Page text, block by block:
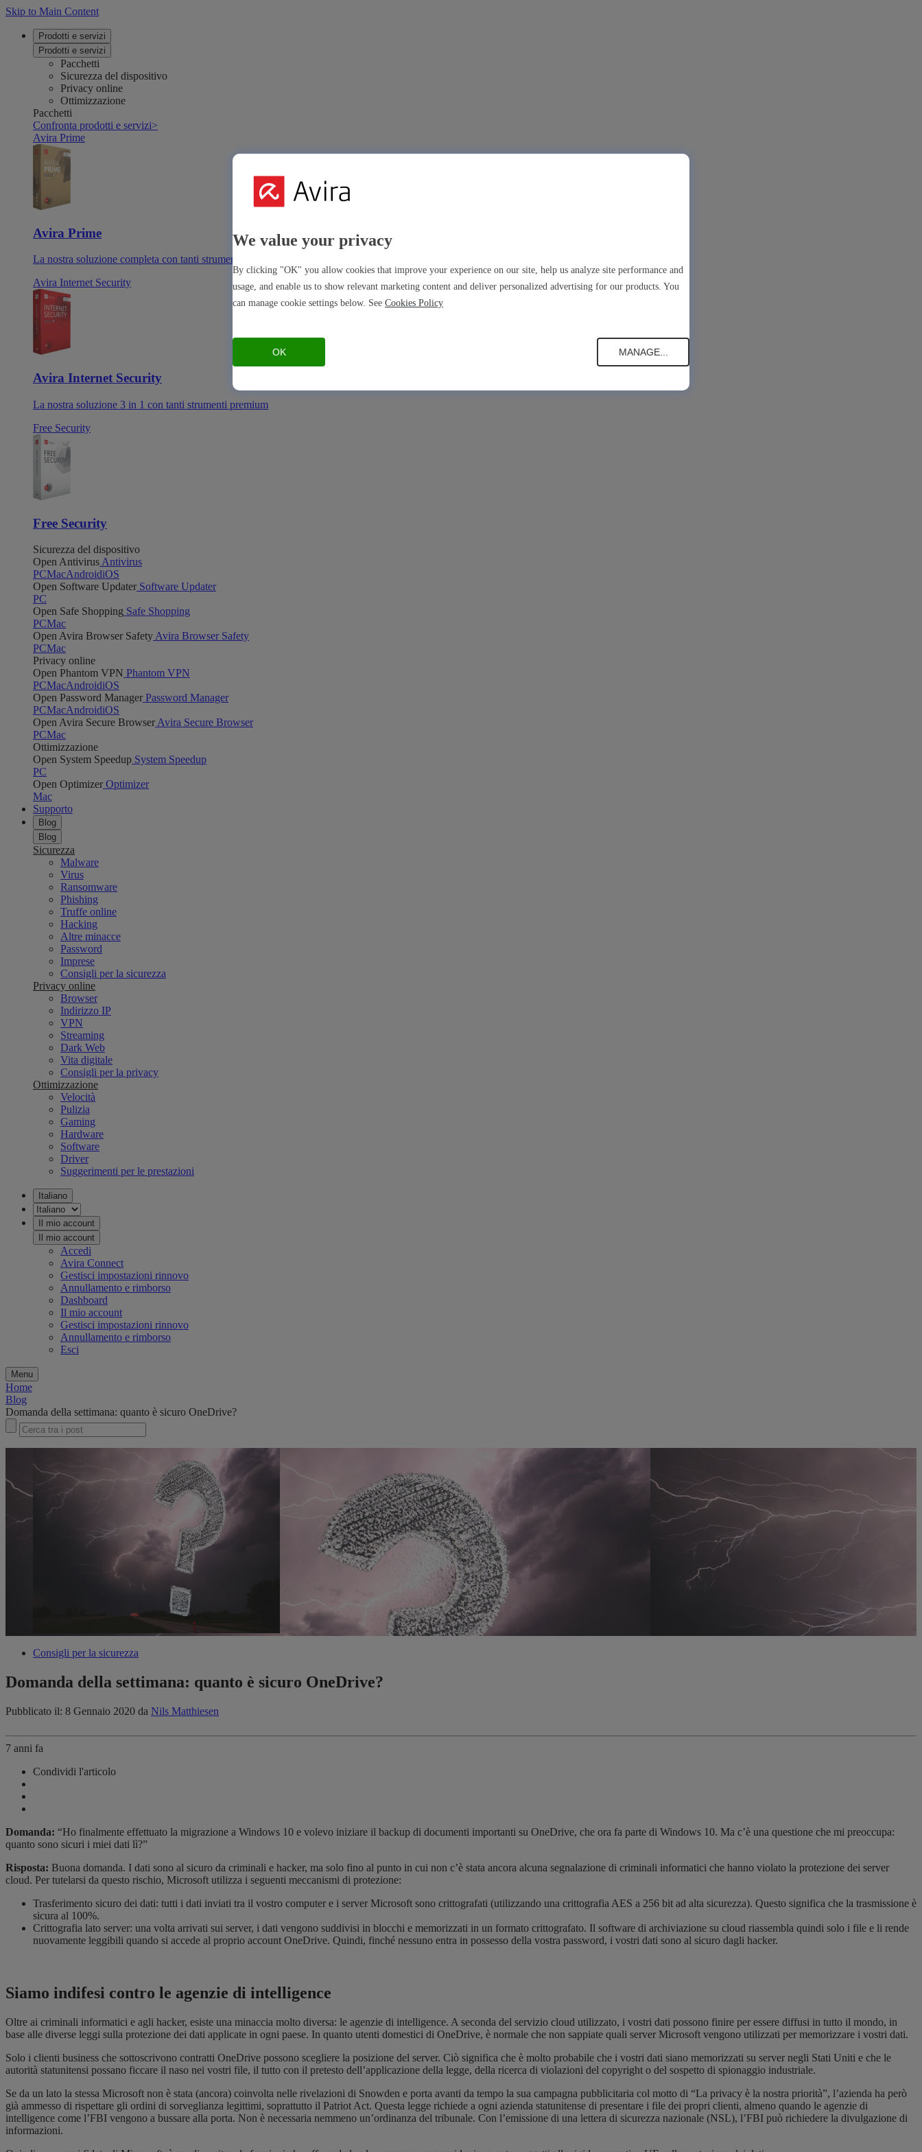
Skip to Main Content
Prodotti e servizi
Prodotti e servizi
Pacchetti
Sicurezza del dispositivo
Privacy online
Ottimizzazione
Pacchetti
Confronta prodotti e servizi>
Avira Prime
Avira Prime
La nostra soluzione completa con tanti strumenti e app premium
Avira Internet Security
Avira Internet Security
La nostra soluzione 3 in 1 con tanti strumenti premium
Free Security
Free Security
Sicurezza del dispositivo
Open Antivirus Antivirus
PCMacAndroidiOS
Open Software Updater Software Updater
PC
Open Safe Shopping Safe Shopping
PCMac
Open Avira Browser Safety Avira Browser Safety
PCMac
Privacy online
Open Phantom VPN Phantom VPN
PCMacAndroidiOS
Open Password Manager Password Manager
PCMacAndroidiOS
Open Avira Secure Browser Avira Secure Browser
PCMac
Ottimizzazione
Open System Speedup System Speedup
PC
Open Optimizer Optimizer
Mac
Supporto
Blog
Blog
Sicurezza
Malware
Virus
Ransomware
Phishing
Truffe online
Hacking
Altre minacce
Password
Imprese
Consigli per la sicurezza
Privacy online
Browser
Indirizzo IP
VPN
Streaming
Dark Web
Vita digitale
Consigli per la privacy
Ottimizzazione
Velocità
Pulizia
Gaming
Hardware
Software
Driver
Suggerimenti per le prestazioni
Italiano
Il mio account
Il mio account
Accedi
Avira Connect
Gestisci impostazioni rinnovo
Annullamento e rimborso
Dashboard
Il mio account
Gestisci impostazioni rinnovo
Annullamento e rimborso
Esci
Menu
Home
Blog
Domanda della settimana: quanto è sicuro OneDrive?
Consigli per la sicurezza
Domanda della settimana: quanto è sicuro OneDrive?
Pubblicato il: 8 Gennaio 2020 da Nils Matthiesen
7 anni fa
Condividi l'articolo
Domanda: “Ho finalmente effettuato la migrazione a Windows 10 e volevo iniziare il backup di documenti importanti su OneDrive, che ora fa parte di Windows 10. Ma c’è una questione che mi preoccupa:
quanto sono sicuri i miei dati lì?”
Risposta: Buona domanda. I dati sono al sicuro da criminali e hacker, ma solo fino al punto in cui non c’è stata ancora alcuna segnalazione di criminali informatici che hanno violato la protezione dei server
cloud. Per tutelarsi da questo rischio, Microsoft utilizza i seguenti meccanismi di protezione:
Trasferimento sicuro dei dati: tutti i dati inviati tra il vostro computer e i server Microsoft sono crittografati (utilizzando una crittografia AES a 256 bit ad alta sicurezza). Questo significa che la trasmissione è
sicura al 100%.
Crittografia lato server: una volta arrivati sui server, i dati vengono suddivisi in blocchi e memorizzati in un formato crittografato. Il software di archiviazione su cloud riassembla quindi solo i file e li rende
nuovamente leggibili quando si accede al proprio account OneDrive. Quindi, finché nessuno entra in possesso della vostra password, i vostri dati sono al sicuro dagli hacker.
Siamo indifesi contro le agenzie di intelligence
Oltre ai criminali informatici e agli hacker, esiste una minaccia molto diversa: le agenzie di intelligence. A seconda del servizio cloud utilizzato, i vostri dati possono finire per essere diffusi in tutto il mondo, in
base alle diverse leggi sulla protezione dei dati applicate in ogni paese. In quanto utenti domestici di OneDrive, è normale che non sappiate quali server Microsoft vengono utilizzati per memorizzare i vostri dati.
Solo i clienti business che sottoscrivono contratti OneDrive possono scegliere la posizione del server. Ciò significa che è molto probabile che i vostri dati siano memorizzati su server negli Stati Uniti e che le
autorità statunitensi possano ficcare il naso nei vostri file, il tutto con il pretesto dell’applicazione della legge, della ricerca di violazioni del copyright o del sospetto di spionaggio industriale.
Se da un lato la stessa Microsoft non è stata (ancora) coinvolta nelle rivelazioni di Snowden e porta avanti da tempo la sua campagna pubblicitaria col motto di “La privacy è la nostra priorità”, l’azienda ha però
già ammesso di rispettare gli ordini di sorveglianza legittimi, soprattutto il Patriot Act. Questa legge richiede a ogni azienda statunitense di presentare i file dei propri clienti, almeno quando le agenzie di
intelligence come l’FBI vengono a bussare alla porta. Non è necessaria nemmeno un’ordinanza del tribunale. Con l’emissione di una lettera di sicurezza nazionale (NSL), l’FBI può richiedere la divulgazione di
informazioni.
We value your privacy
By clicking "OK" you allow cookies that improve your experience on our site, help us analyze site performance and
usage, and enable us to show relevant marketing content and deliver personalized advertising for our products. You
can manage cookie settings below. See Cookies Policy
OK MANAGE...